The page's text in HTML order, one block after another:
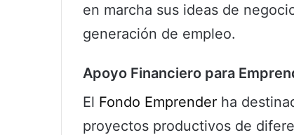
en marcha sus ideas de
generación de empleo.
Apoyo Financiero para
El Fondo Emprender ha
proyectos productivos de